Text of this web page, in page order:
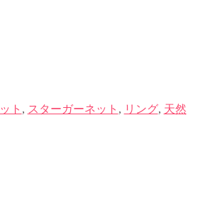
ト , スターガーネット , リング, 天然